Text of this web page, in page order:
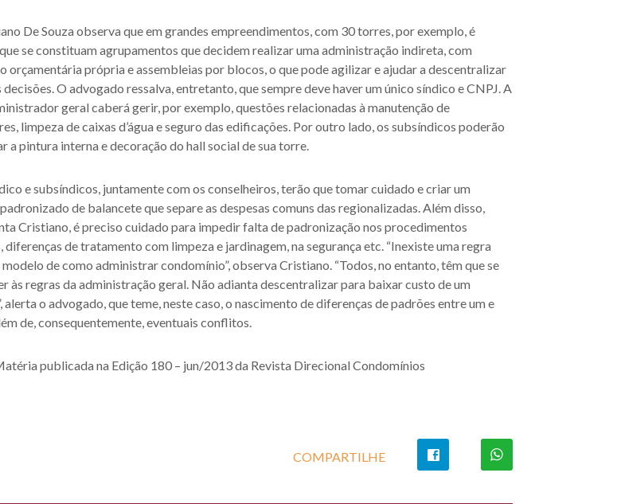
De Souza observa que em grandes empreendimentos, com 30 torres, por exemplo, é
se constituam agrupamentos que decidem realizar uma administração indireta, com
orçamentária própria e assembleias por blocos, o que pode agilizar e ajudar a descentralizar
decisões. O advogado ressalva, entretanto, que sempre deve haver um único síndico e CNPJ. A
geral caberá gerir, por exemplo, questões relacionadas à manutenção de
limpeza de caixas d’água e seguro das edificações. Por outro lado, os subsíndicos poderão
a pintura interna e decoração do hall social de sua torre.
e subsíndicos, juntamente com os conselheiros, terão que tomar cuidado e criar um
de balancete que separe as despesas comuns das regionalizadas. Além disso,
Cristiano, é preciso cuidado para impedir falta de padronização nos procedimentos
diferenças de tratamento com limpeza e jardinagem, na segurança etc. “Inexiste uma regra
de como administrar condomínio”, observa Cristiano. “Todos, no entanto, têm que se
às regras da administração geral. Não adianta descentralizar para baixar custo de um
alerta o advogado, que teme, neste caso, o nascimento de diferenças de padrões entre um e
de, consequentemente, eventuais conflitos.
publicada na Edição 180 – jun/2013 da Revista Direcional Condomínios
COMPARTILHE